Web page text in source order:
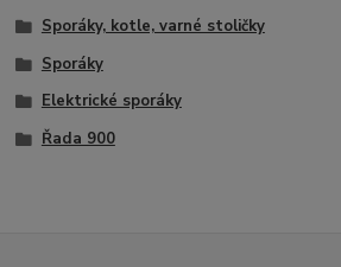
Sporáky, kotle, varné stoličky
Sporáky
Elektrické sporáky
Řada 900